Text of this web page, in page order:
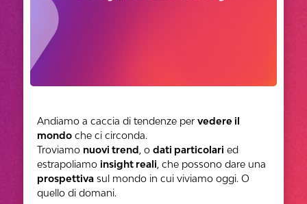
Andiamo a caccia di tendenze per vedere il
mondo che ci circonda.
Troviamo nuovi trend, o dati particolari ed
estrapoliamo insight reali, che possono dare una
prospettiva sul mondo in cui viviamo oggi. O
quello di domani.